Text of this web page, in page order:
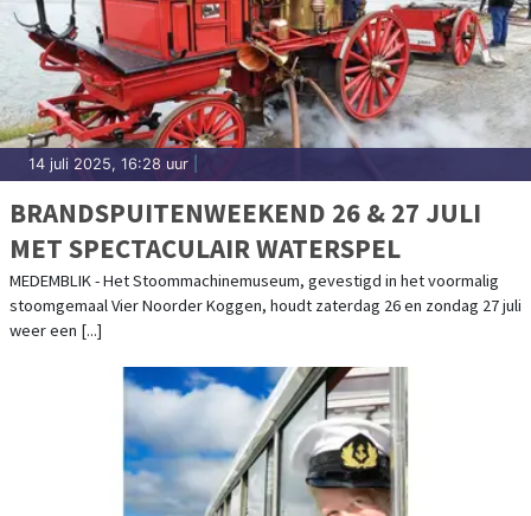
14 juli 2025, 16:28 uur
BRANDSPUITENWEEKEND 26 & 27 JULI
MET SPECTACULAIR WATERSPEL
MEDEMBLIK - Het Stoommachinemuseum, gevestigd in het voormalig
stoomgemaal Vier Noorder Koggen, houdt zaterdag 26 en zondag 27 juli
weer een [...]